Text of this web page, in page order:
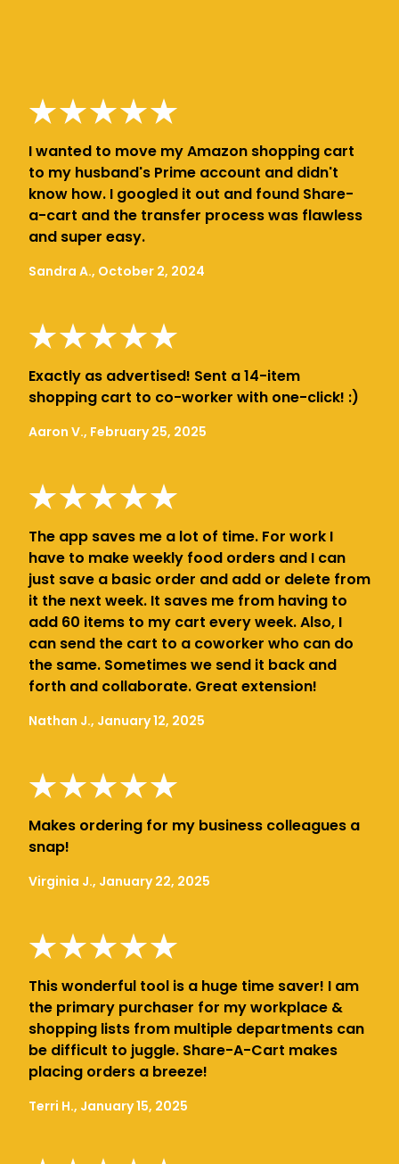
I wanted to move my Amazon shopping cart
to my husband's Prime account and didn't
know how. I googled it out and found Share-
a-cart and the transfer process was flawless
and super easy.
Sandra A., October 2, 2024
Exactly as advertised! Sent a 14-item
shopping cart to co-worker with one-click! :)
Aaron V., February 25, 2025
The app saves me a lot of time. For work I
have to make weekly food orders and I can
just save a basic order and add or delete from
it the next week. It saves me from having to
add 60 items to my cart every week. Also, I
can send the cart to a coworker who can do
the same. Sometimes we send it back and
forth and collaborate. Great extension!
Nathan J., January 12, 2025
Makes ordering for my business colleagues a
snap!
Virginia J., January 22, 2025
This wonderful tool is a huge time saver! I am
the primary purchaser for my workplace &
shopping lists from multiple departments can
be difficult to juggle. Share-A-Cart makes
placing orders a breeze!
Terri H., January 15, 2025